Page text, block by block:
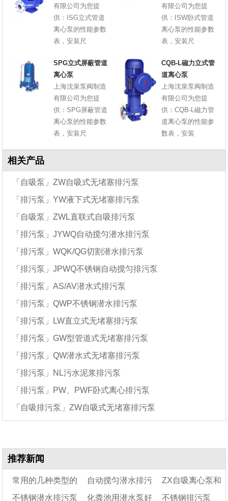
有限公司为您提
供：ISG立式管道
离心泵的性能参数
表，安装尺
有限公司为您提
供：ISW卧式管道
离心泵的性能参数
表，安装尺
SPG立式屏蔽管道
离心泵
上海沈泉泵阀制造
有限公司为您提
供：SPG屏蔽管道
离心泵的性能参数
表，安装尺
CQB-L磁力立式管
道离心泵
上海沈泉泵阀制造
有限公司为您提
供：CQB-L磁力管
道离心泵的性能参
数表，安装
相关产品
「自吸泵」ZW自吸式无堵塞排污泵
「排污泵」YW液下式无堵塞排污泵
「自吸泵」ZWL直联式自吸排污泵
「排污泵」JYWQ自动搅匀潜水排污泵
「排污泵」WQK/QG切割潜水排污泵
「排污泵」JPWQ不锈钢自动搅匀排污泵
「排污泵」AS/AV潜水式排污泵
「排污泵」QWP不锈钢潜水排污泵
「排污泵」LW直立式无堵塞排污泵
「排污泵」GW型管道式无堵塞排污泵
「排污泵」QW潜水式无堵塞排污泵
「排污泵」NL污水泥浆排污泵
「排污泵」PW、PWF卧式离心排污泵
「自吸排污泵」ZW自吸式无堵塞排污泵
推荐新闻
常用的几种类型的
排污泵型号及字母代
自动搅匀潜水排污
泵规格型号
ZX自吸离心泵和
ZW自吸排污泵有什
不锈钢潜水排污泵 化粪池用潜水泵好 不锈钢排污泵_